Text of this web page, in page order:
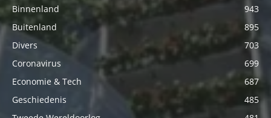
Binnenland
943
Buitenland
895
Divers
703
Coronavirus
699
Economie & Tech
687
Geschiedenis
485